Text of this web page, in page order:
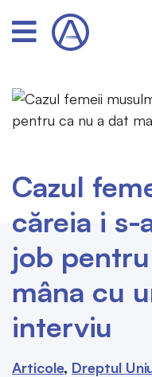
Cazul
căreia i s-
job
mâna cu
interviu
Articole Dreptul